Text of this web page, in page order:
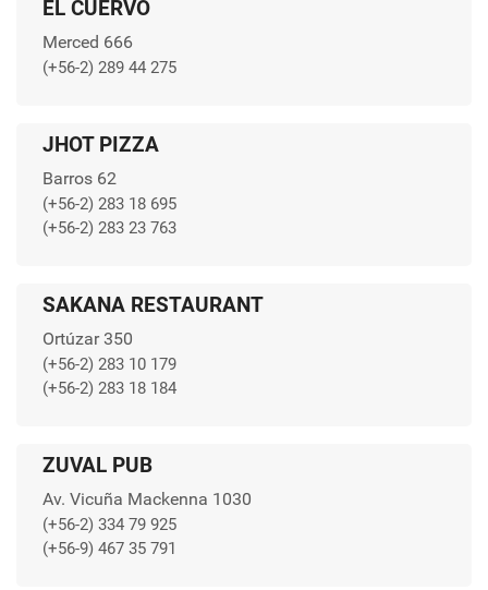
EL CUERVO
Merced 666
(+56-2) 289 44 275
JHOT PIZZA
Barros 62
(+56-2) 283 18 695
(+56-2) 283 23 763
SAKANA RESTAURANT
Ortúzar 350
(+56-2) 283 10 179
(+56-2) 283 18 184
ZUVAL PUB
Av. Vicuña Mackenna 1030
(+56-2) 334 79 925
(+56-9) 467 35 791